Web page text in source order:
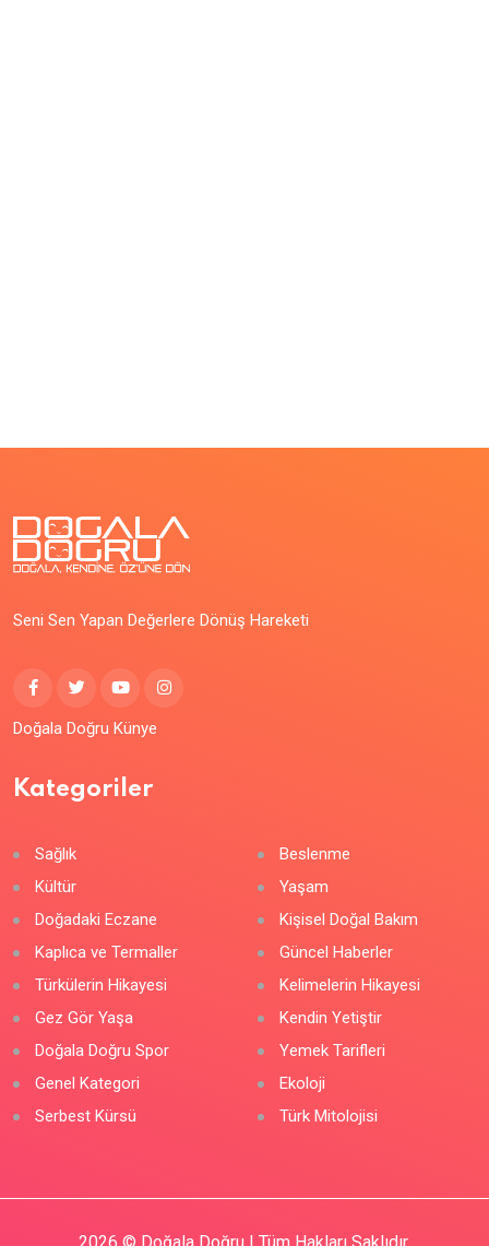
Seni Sen Yapan Değerlere Dönüş Hareketi
Doğala Doğru Künye
Kategoriler
Sağlık
Beslenme
Kültür
Yaşam
Doğadaki Eczane
Kişisel Doğal Bakım
Kaplıca ve Termaller
Güncel Haberler
Türkülerin Hikayesi
Kelimelerin Hikayesi
Gez Gör Yaşa
Kendin Yetiştir
Doğala Doğru Spor
Yemek Tarifleri
Genel Kategori
Ekoloji
Serbest Kürsü
Türk Mitolojisi